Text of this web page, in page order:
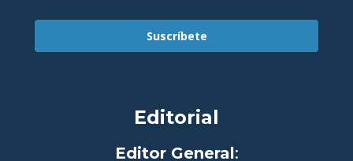
Suscríbete
Editorial
Editor General: